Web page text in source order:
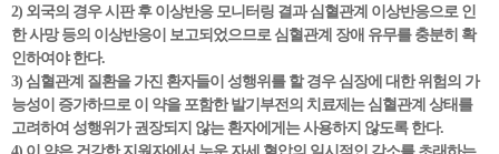
2) 외국의 경우 시판 후 이상반응 모니터링 결과 심혈관계 이상반응으로 인
한 사망 등의 이상반응이 보고되었으므로 심혈관계 장애 유무를 충분히 확
인하여야 한다.
3) 심혈관계 질환을 가진 환자들이 성행위를 할 경우 심장에 대한 위험의 가
능성이 증가하므로 이 약을 포함한 발기부전의 치료제는 심혈관계 상태를
고려하여 성행위가 권장되지 않는 환자에게는 사용하지 않도록 한다.